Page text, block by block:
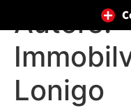
Autore:
Lonigo